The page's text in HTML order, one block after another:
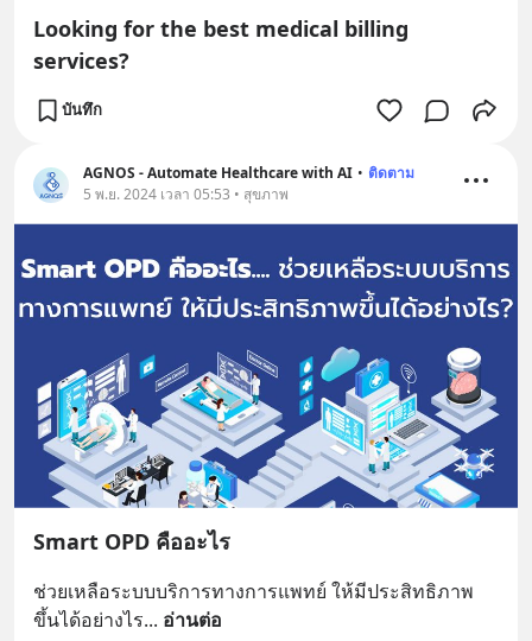
Looking for the best medical billing
services?
บันทึก
AGNOS - Automate Healthcare with AI • ติดตาม
5 พ.ย. 2024 เวลา 05:53 • สุขภาพ
Smart OPD คืออะไร
ช่วยเหลือระบบบริการทางการแพทย์ ให้มีประสิทธิภาพ
ขึ้นได้อย่างไร... อ่านต่อ